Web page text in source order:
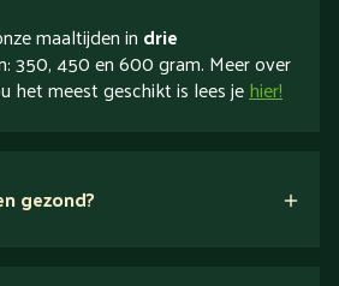
maaltijden in drie
350, 450 en 600 gram. Meer over
het meest geschikt is lees jehier!
gezond?